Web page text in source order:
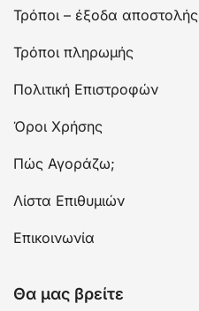
Τρόποι – έξοδα αποστολής
Τρόποι πληρωμής
Πολιτική Επιστροφών
Όροι Χρήσης
Πώς Αγοράζω;
Λίστα Επιθυμιών
Επικοινωνία
Θα μας βρείτε